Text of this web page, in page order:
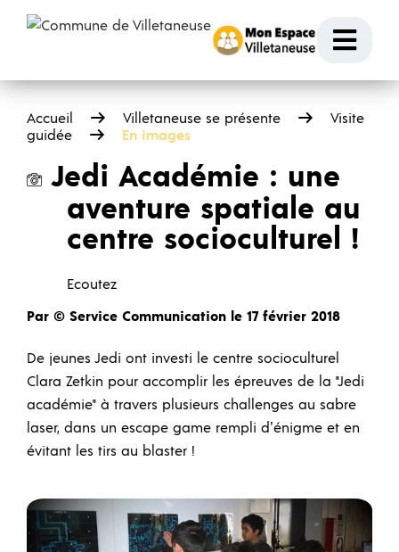
Accueil Villetaneuse se présente
Visite
guidée
En images
Jedi Académie : une
aventure spatiale au
centre socioculturel !
Ecoutez
Par © Service Communication le 17 février 2018
De jeunes Jedi ont investi le centre socioculturel
Clara Zetkin pour accomplir les épreuves de la "Jedi
académie" à travers plusieurs challenges au sabre
laser, dans un escape game rempli d’énigme et en
évitant les tirs au blaster !